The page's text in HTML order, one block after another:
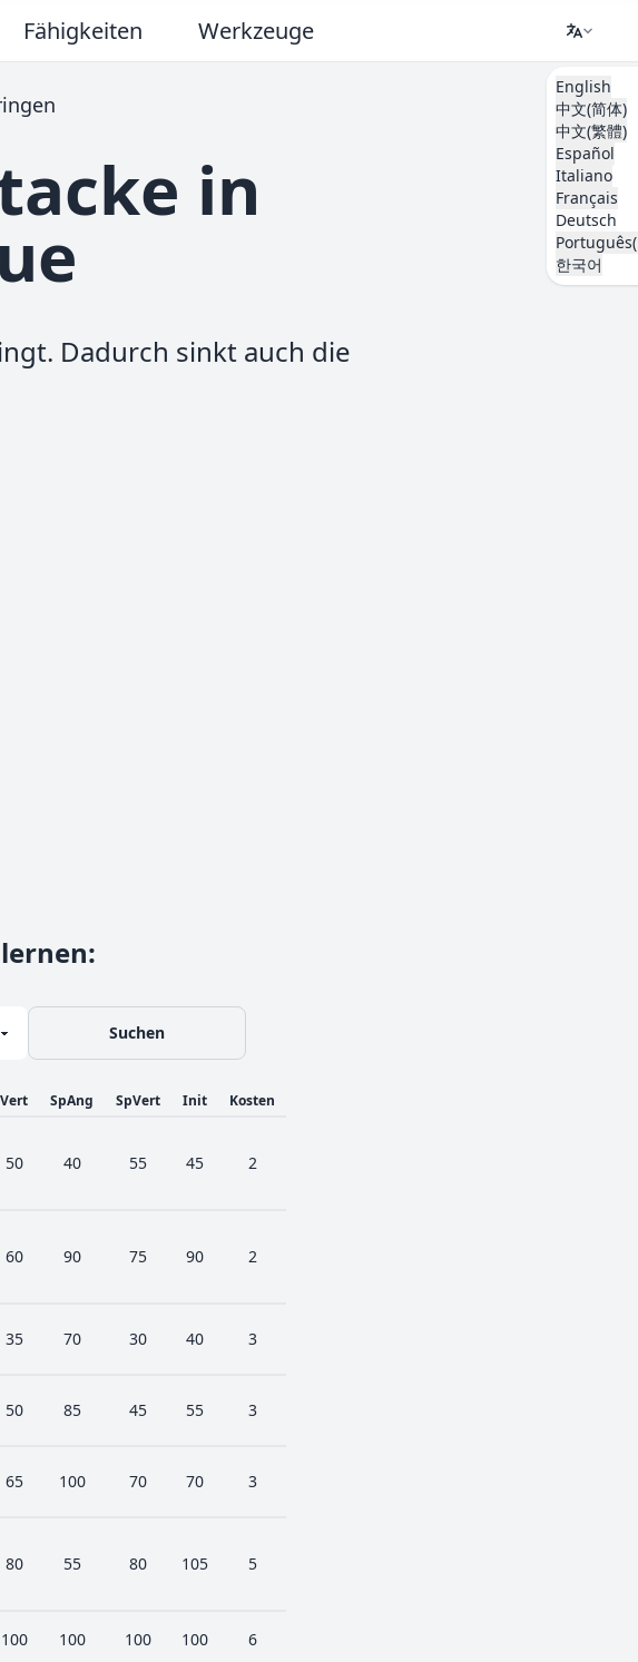
Fähigkeiten Werkzeuge
English
中文(简体)
中文(繁體)
Español
Italiano
Français
Deutsch
한국어
in
Dadurch sinkt auch die
:
Suchen
Vert SpAng SpVert Init Kosten
50 40 55 45 2
60 90 75 90 2
35 70 30 40 3
50 85 45 55 3
65 100 70 70 3
80 55 80 105 5
100 100 100 100 6